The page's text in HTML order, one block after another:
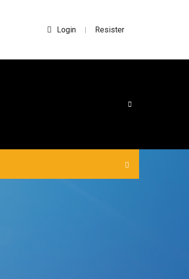
Login | Resister